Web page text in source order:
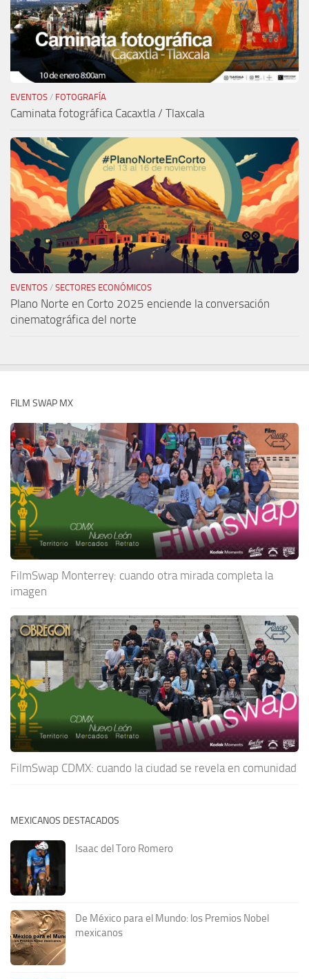
EVENTOS / FOTOGRAFÍA
Caminata fotográfica Cacaxtla / Tlaxcala
EVENTOS / SECTORES ECONÓMICOS
Plano Norte en Corto 2025 enciende la conversación
cinematográfica del norte
FILM SWAP MX
FilmSwap Monterrey: cuando otra mirada completa la
imagen
FilmSwap CDMX: cuando la ciudad se revela en comunidad
MEXICANOS DESTACADOS
Isaac del Toro Romero
De México para el Mundo: los Premios Nobel
mexicanos